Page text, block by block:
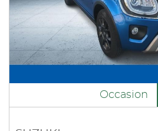
Occasion